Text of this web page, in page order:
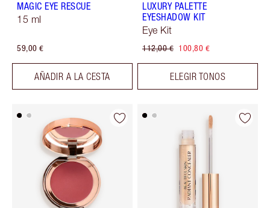
MAGIC EYE RESCUE
15 ml
59,00 €
AÑADIR A LA CESTA
LUXURY PALETTE
EYESHADOW KIT
Eye Kit
112,00 € 100,80 €
ELEGIR TONOS